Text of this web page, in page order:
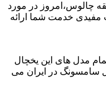
چالوس،امروز در مورد
مفیدی خدمت شما ارائه
مدل های این یخچال
سامسونگ در ایران می